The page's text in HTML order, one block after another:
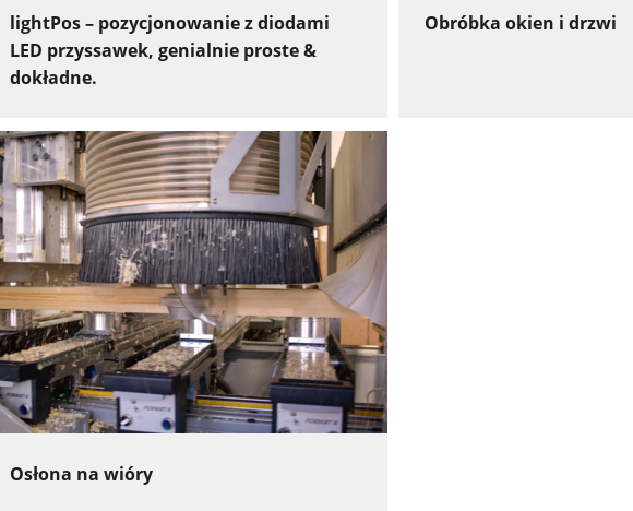
lightPos – pozycjonowanie z diodami
LED przyssawek, genialnie proste &
dokładne.
Obróbka okien i drzwi
Osłona na wióry